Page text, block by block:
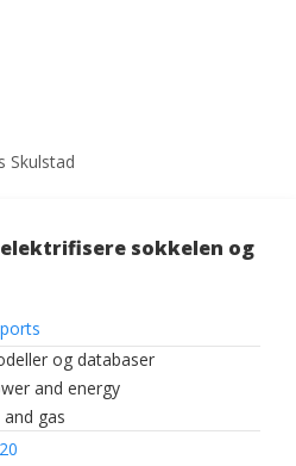
Skulstad
sokkelen og
og databaser
and energy
and gas